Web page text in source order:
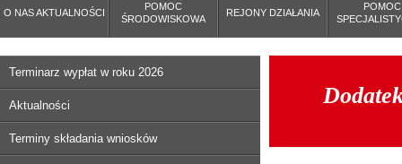
O NAS AKTUALNOŚCI
POMOC
ŚRODOWISKOWA
REJONY DZIAŁANIA
POMOC
Terminarz wypłat w roku 2026
Aktualności
Terminy składania wniosków